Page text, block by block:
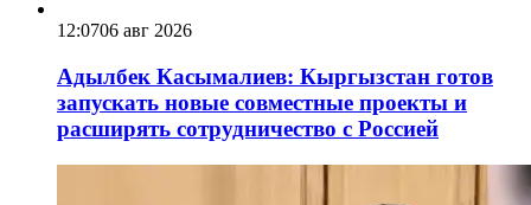
12:0706 авг 2026
Адылбек Касымалиев: Кыргызстан готов
запускать новые совместные проекты и
расширять сотрудничество с Россией